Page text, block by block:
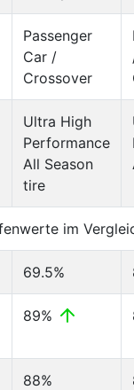
Passenger
Car /
Crossover
Ultra High
Performance
All Season
tire
im
69.5%
89%
88%